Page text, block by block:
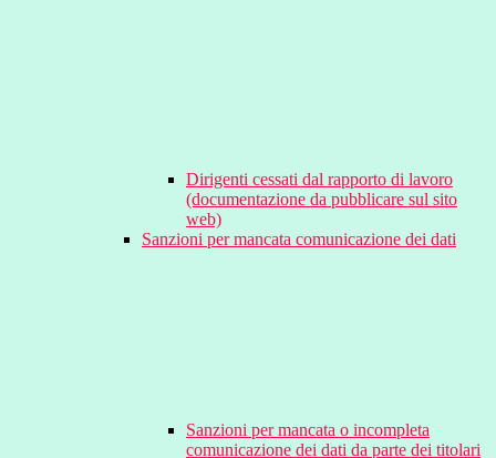
Dirigenti cessati dal rapporto di lavoro
(documentazione da pubblicare sul sito
web)
Sanzioni per mancata comunicazione dei dati
Sanzioni per mancata o incompleta
comunicazione dei dati da parte dei titolari